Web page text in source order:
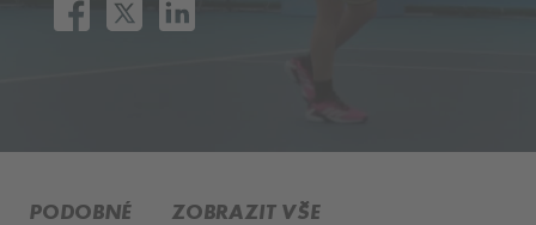
PODOBNÉ ZOBRAZIT VŠE